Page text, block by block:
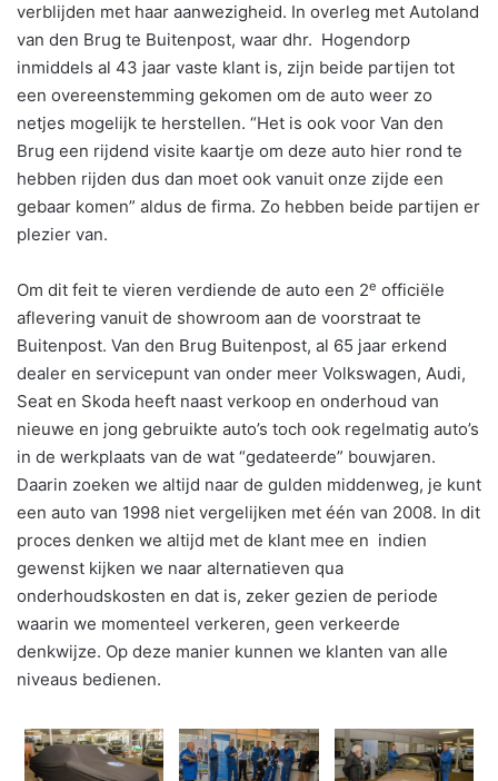
verblijden met haar aanwezigheid. In overleg met Autoland
van den Brug te Buitenpost, waar dhr. Hogendorp
inmiddels al 43 jaar vaste klant is, zijn beide partijen tot
een overeenstemming gekomen om de auto weer zo
netjes mogelijk te herstellen. “Het is ook voor Van den
Brug een rijdend visite kaartje om deze auto hier rond te
hebben rijden dus dan moet ook vanuit onze zijde een
gebaar komen” aldus de firma. Zo hebben beide partijen er
plezier van.
Om dit feit te vieren verdiende de auto een 2e officiële
aflevering vanuit de showroom aan de voorstraat te
Buitenpost. Van den Brug Buitenpost, al 65 jaar erkend
dealer en servicepunt van onder meer Volkswagen, Audi,
Seat en Skoda heeft naast verkoop en onderhoud van
nieuwe en jong gebruikte auto’s toch ook regelmatig auto’s
in de werkplaats van de wat “gedateerde” bouwjaren.
Daarin zoeken we altijd naar de gulden middenweg, je kunt
een auto van 1998 niet vergelijken met één van 2008. In dit
proces denken we altijd met de klant mee en indien
gewenst kijken we naar alternatieven qua
onderhoudskosten en dat is, zeker gezien de periode
waarin we momenteel verkeren, geen verkeerde
denkwijze. Op deze manier kunnen we klanten van alle
niveaus bedienen.